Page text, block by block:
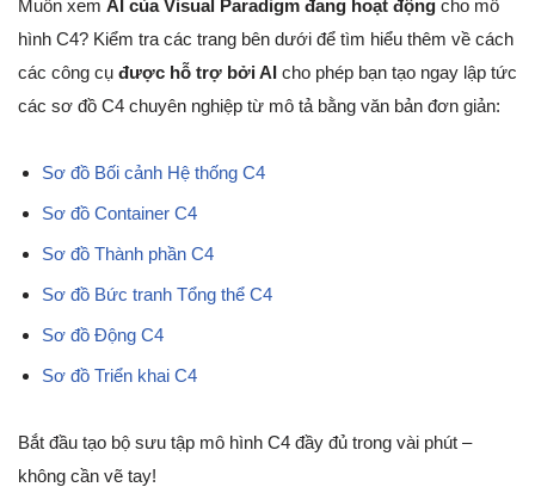
Muốn xem AI của Visual Paradigm đang hoạt động cho mô
hình C4? Kiểm tra các trang bên dưới để tìm hiểu thêm về cách
các công cụ được hỗ trợ bởi AI cho phép bạn tạo ngay lập tức
các sơ đồ C4 chuyên nghiệp từ mô tả bằng văn bản đơn giản:
Sơ đồ Bối cảnh Hệ thống C4
Sơ đồ Container C4
Sơ đồ Thành phần C4
Sơ đồ Bức tranh Tổng thể C4
Sơ đồ Động C4
Sơ đồ Triển khai C4
Bắt đầu tạo bộ sưu tập mô hình C4 đầy đủ trong vài phút –
không cần vẽ tay!